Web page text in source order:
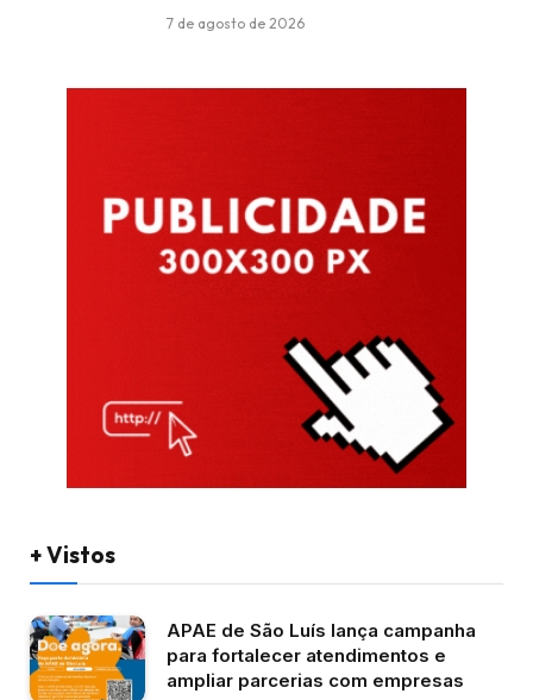
7 de agosto de 2026
+ Vistos
APAE de São Luís lança campanha
para fortalecer atendimentos e
ampliar parcerias com empresas